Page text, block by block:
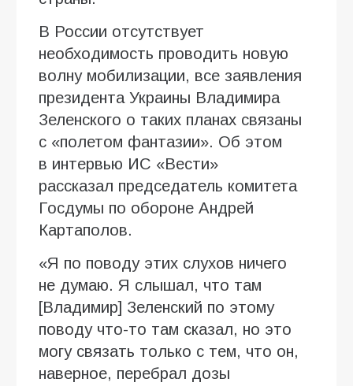
В России отсутствует
необходимость проводить новую
волну мобилизации, все заявления
президента Украины Владимира
Зеленского о таких планах связаны
с «полетом фантазии». Об этом
в интервью ИC «Вести»
рассказал председатель комитета
Госдумы по обороне Андрей
Картаполов.
«Я по поводу этих слухов ничего
не думаю. Я слышал, что там
[Владимир] Зеленский по этому
поводу что-то там сказал, но это
могу связать только с тем, что он,
наверное, перебрал дозы